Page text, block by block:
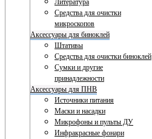
Литература
Средства для очистки
микроскопов
Аксессуары для биноклей
Штативы
Средства для очистки биноклей
Сумки и другие
принадлежности
Аксессуары для ПНВ
Источники питания
Маски и насадки
Микрофоны и пульты ДУ
Инфракрасные фонари